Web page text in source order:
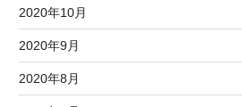
2020年10月
2020年9月
2020年8月